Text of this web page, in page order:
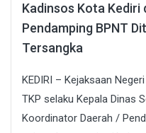
Kadinsos Kota
Pendamping BPNT
Tersangka
KEDIRI – Kejaksaan
TKP selaku Kepala Dinas
Koordinator Daerah /